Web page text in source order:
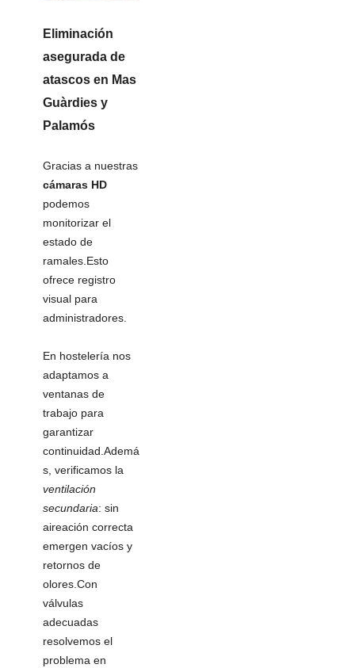
Eliminación
asegurada de
atascos en Mas
Guàrdies y
Palamós
Gracias a nuestras
cámaras HD
podemos
monitorizar el
estado de
ramales.Esto
ofrece registro
visual para
administradores.
En hostelería nos
adaptamos a
ventanas de
trabajo para
garantizar
continuidad.Ademá
s, verificamos la
ventilación
secundaria: sin
aireación correcta
emergen vacíos y
retornos de
olores.Con
válvulas
adecuadas
resolvemos el
problema en